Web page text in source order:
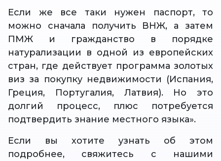
Если же все таки нужен паспорт, то
можно сначала получить ВНЖ, а затем
ПМЖ и гражданство в порядке
натурализации в одной из европейских
стран, где действует программа золотых
виз за покупку недвижимости (Испания,
Греция, Португалия, Латвия). Но это
долгий процесс, плюс потребуется
подтвердить знание местного языка».
Если вы хотите узнать об этом
подробнее, свяжитесь с нашими